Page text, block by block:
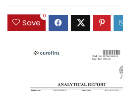
Save
0